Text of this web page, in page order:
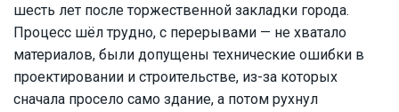
шесть лет после торжественной закладки города.
Процесс шёл трудно, с перерывами — не хватало
материалов, были допущены технические ошибки в
проектировании и строительстве, из-за которых
сначала просело само здание, а потом рухнул